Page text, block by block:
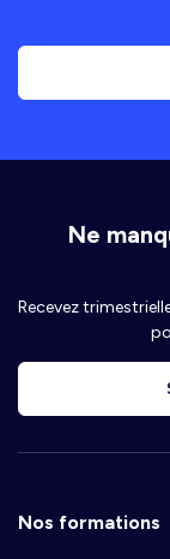
Ne
Recevez
Nos formations